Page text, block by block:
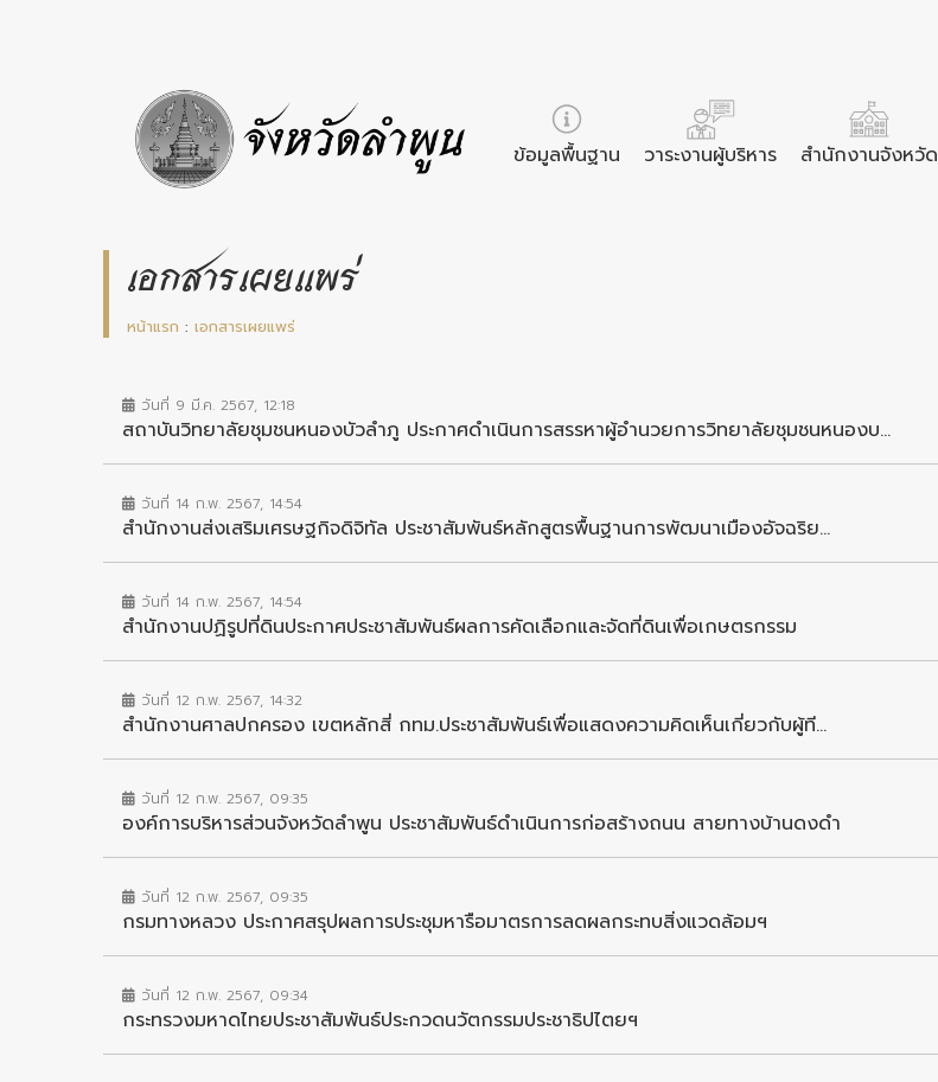
ข้อมูลพื้นฐาน วาระงานผู้บริหาร สำนักงานจังหวัด
เอกสารเผยแพร่
หน้าแรก : เอกสารเผยแพร่
วันที่ 9 มี.ค. 2567, 12:18
สถาบันวิทยาลัยชุมชนหนองบัวลำภู ประกาศดำเนินการสรรหาผู้อำนวยการวิทยาลัยชุมชนหนองบ...
วันที่ 14 ก.พ. 2567, 14:54
สำนักงานส่งเสริมเศรษฐกิจดิจิทัล ประชาสัมพันธ์หลักสูตรพื้นฐานการพัฒนาเมืองอัจฉริย...
วันที่ 14 ก.พ. 2567, 14:54
สำนักงานปฏิรูปที่ดินประกาศประชาสัมพันธ์ผลการคัดเลือกและจัดที่ดินเพื่อเกษตรกรรม
วันที่ 12 ก.พ. 2567, 14:32
สำนักงานศาลปกครอง เขตหลักสี่ กทม.ประชาสัมพันธ์เพื่อแสดงความคิดเห็นเกี่ยวกับผู้ที...
วันที่ 12 ก.พ. 2567, 09:35
องค์การบริหารส่วนจังหวัดลำพูน ประชาสัมพันธ์ดำเนินการก่อสร้างถนน สายทางบ้านดงดำ
วันที่ 12 ก.พ. 2567, 09:35
กรมทางหลวง ประกาศสรุปผลการประชุมหารือมาตรการลดผลกระทบสิ่งแวดล้อมฯ
วันที่ 12 ก.พ. 2567, 09:34
กระทรวงมหาดไทยประชาสัมพันธ์ประกวดนวัตกรรมประชาธิปไตยฯ